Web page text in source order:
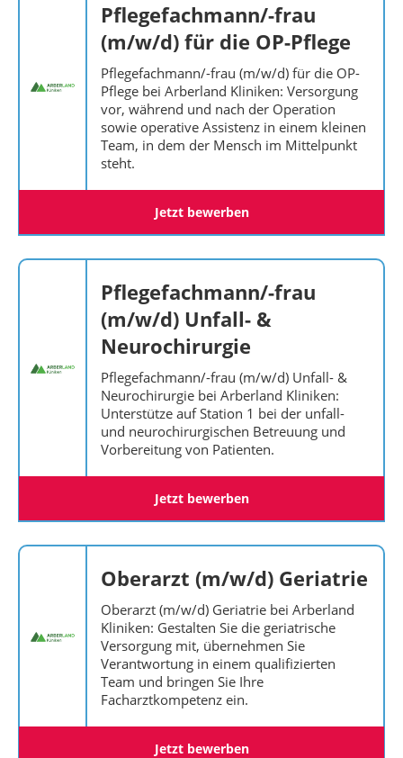
Pflegefachmann/-frau
(m/w/d) für die OP-Pflege
Pflegefachmann/-frau (m/w/d) für die OP-
Pflege bei Arberland Kliniken: Versorgung
vor, während und nach der Operation
sowie operative Assistenz in einem kleinen
Team, in dem der Mensch im Mittelpunkt
steht.
Jetzt bewerben
Pflegefachmann/-frau
(m/w/d) Unfall- &
Neurochirurgie
Pflegefachmann/-frau (m/w/d) Unfall- &
Neurochirurgie bei Arberland Kliniken:
Unterstütze auf Station 1 bei der unfall-
und neurochirurgischen Betreuung und
Vorbereitung von Patienten.
Jetzt bewerben
Oberarzt (m/w/d) Geriatrie
Oberarzt (m/w/d) Geriatrie bei Arberland
Kliniken: Gestalten Sie die geriatrische
Versorgung mit, übernehmen Sie
Verantwortung in einem qualifizierten
Team und bringen Sie Ihre
Facharztkompetenz ein.
Jetzt bewerben